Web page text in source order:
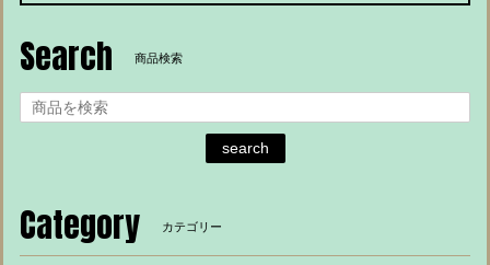
Search 商品検索
search
Category カテゴリー